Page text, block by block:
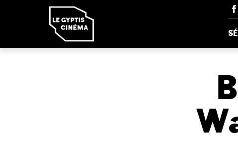
Panneau de gestion des cookies